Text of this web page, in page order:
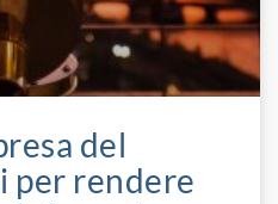
del
per rendere